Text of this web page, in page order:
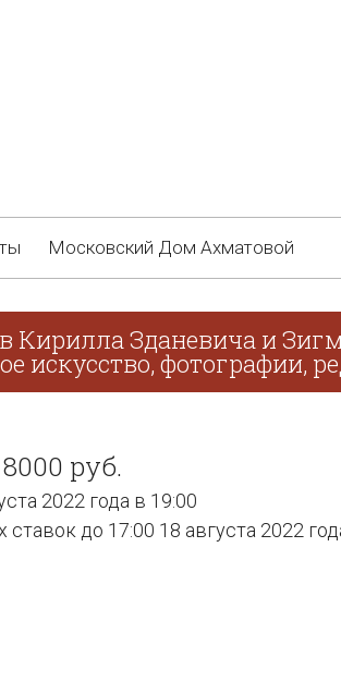
Московский Дом Ахматовой
Зданевича и
искусство, фотографии,
руб.
2022 года в 19:00
до 17:00 18 августа 2022